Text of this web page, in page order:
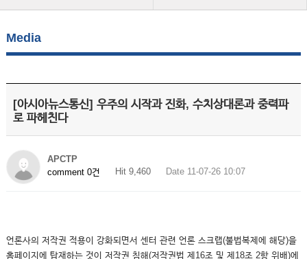
Media
[아시아뉴스통신] 우주의 시작과 진화, 수치상대론과 중력파
로 파헤친다
APCTP
comment 0건
Hit 9,460 Date 11-07-26 10:07
언론사의 저작권 적용이 강화되면서 센터 관련 언론 스크랩(불법복제에 해당)을
홈페이지에 탑재하는 것이 저작권 침해(저작권법 제16조 및 제18조 2항 위배)에